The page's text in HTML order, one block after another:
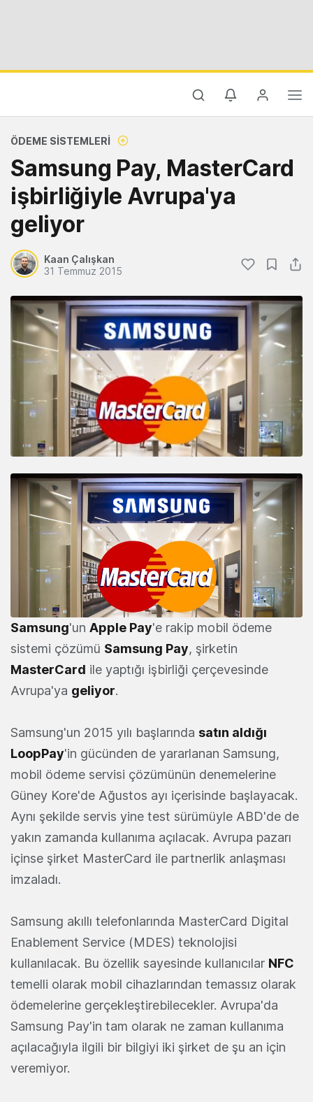
ÖDEME SISTEMLERI
Samsung Pay, MasterCard
işbirliğiyle Avrupa'ya
geliyor
Kaan Çalışkan
31 Temmuz 2015
Samsung'un Apple Pay'e rakip mobil ödeme
sistemi çözümü Samsung Pay, şirketin
MasterCard ile yaptığı işbirliği çerçevesinde
Avrupa'ya geliyor.
Samsung'un 2015 yılı başlarında satın aldığı
LoopPay'in gücünden de yararlanan Samsung,
mobil ödeme servisi çözümünün denemelerine
Güney Kore'de Ağustos ayı içerisinde başlayacak.
Aynı şekilde servis yine test sürümüyle ABD'de de
yakın zamanda kullanıma açılacak. Avrupa pazarı
içinse şirket MasterCard ile partnerlik anlaşması
imzaladı.
Samsung akıllı telefonlarında MasterCard Digital
Enablement Service (MDES) teknolojisi
kullanılacak. Bu özellik sayesinde kullanıcılar NFC
temelli olarak mobil cihazlarından temassız olarak
ödemelerine gerçekleştirebilecekler. Avrupa'da
Samsung Pay'in tam olarak ne zaman kullanıma
açılacağıyla ilgili bir bilgiyi iki şirket de şu an için
veremiyor.